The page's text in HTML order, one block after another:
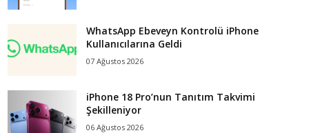
WhatsApp Ebeveyn Kontrolü iPhone
Kullanıcılarına Geldi
07 Ağustos 2026
iPhone 18 Pro’nun Tanıtım Takvimi
Şekilleniyor
06 Ağustos 2026